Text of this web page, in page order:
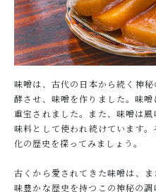
味噌は、古代の日本から続く神
酵させ、味噌を作りました。味
重宝されました。また、味噌は
味料として使われ続けています
化の歴史を探ってみましょう。
古くから愛されてきた味噌は、
味豊かな歴史を持つこの神秘の